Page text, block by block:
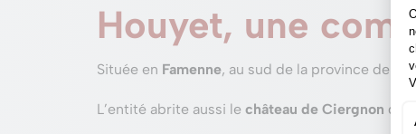
Houyet, une
Située en Famenne, au sud de la province de
L’entité abrite aussi le château de Ciergnon qui